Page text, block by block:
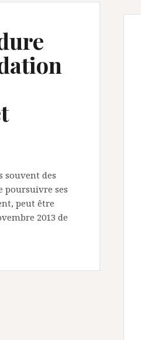
souvent des
poursuivre ses
peut être
2013 de